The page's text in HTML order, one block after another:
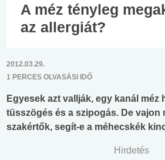
A méz tényleg
az allergiát?
2012.03.29.
1 PERCES OLVASÁSI IDŐ
Egyesek azt vallják, egy kanál méz
tüsszögés és a szipogás. De vajon
szakértők, segít-e a méhecskék
Hirdetés